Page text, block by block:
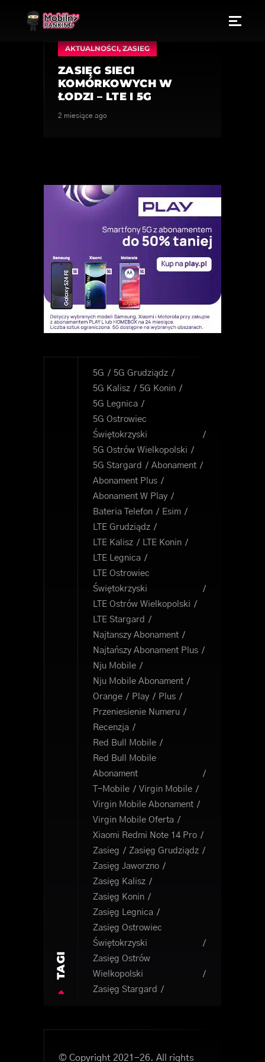
AKTUALNOŚCI,ZASIEG
ZASIĘG SIECI
KOMÓRKOWYCH W
ŁODZI – LTE I 5G
2 miesiące ago
TAGI
5G
5G Grudziądz
5G Kalisz
5G Konin
5G Legnica
5G Ostrowiec
Świętokrzyski
5G Ostrów Wielkopolski
5G Stargard
Abonament
Abonament Plus
Abonament W Play
Bateria Telefon
Esim
LTE Grudziądz
LTE Kalisz
LTE Konin
LTE Legnica
LTE Ostrowiec
Świętokrzyski
LTE Ostrów Wielkopolski
LTE Stargard
Najtanszy Abonament
Najtańszy Abonament Plus
Nju Mobile
Nju Mobile Abonament
Orange
Play
Plus
Przeniesienie Numeru
Recenzja
Red Bull Mobile
Red Bull Mobile
Abonament
T-Mobile
Virgin Mobile
Virgin Mobile Abonament
Virgin Mobile Oferta
Xiaomi Redmi Note 14 Pro
Zasieg
Zasięg Grudziądz
Zasięg Jaworzno
Zasięg Kalisz
Zasięg Konin
Zasięg Legnica
Zasięg Ostrowiec
Świętokrzyski
Zasięg Ostrów
Wielkopolski
Zasięg Stargard
© Copyright 2021-26. All rights